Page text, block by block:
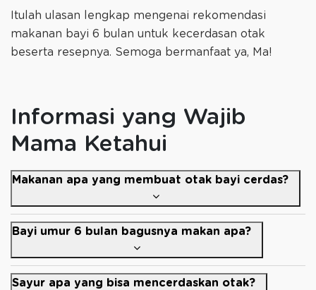
Itulah ulasan lengkap mengenai rekomendasi
makanan bayi 6 bulan untuk kecerdasan otak
beserta resepnya. Semoga bermanfaat ya, Ma!
Informasi yang Wajib
Mama Ketahui
Makanan apa yang membuat otak bayi cerdas?
Bayi umur 6 bulan bagusnya makan apa?
Sayur apa yang bisa mencerdaskan otak?